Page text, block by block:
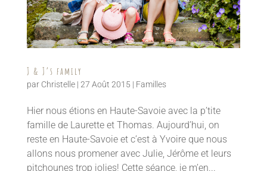
J & J’s family
par Christelle| 27 Août 2015 | Familles
Hier nous étions en Haute-Savoie avec la p’tite
famille de Laurette et Thomas. Aujourd’hui, on
reste en Haute-Savoie et c’est à Yvoire que nous
allons nous promener avec Julie, Jérôme et leurs
pitchounes trop jolies! Cette séance, je m’en...